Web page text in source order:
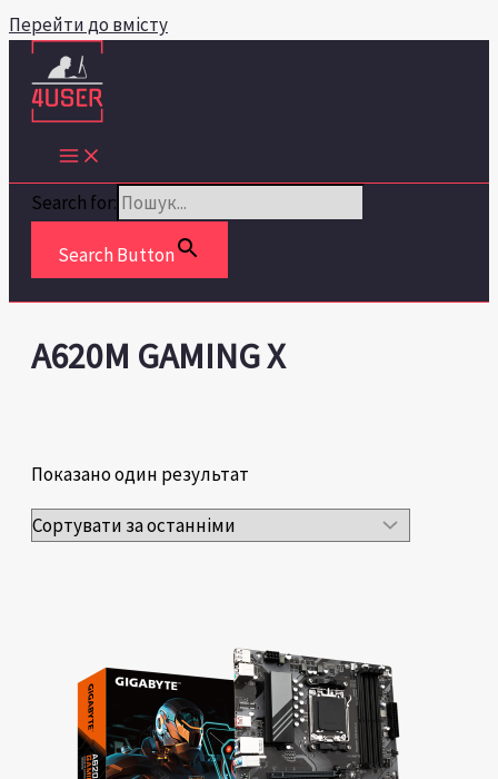
Перейти до вмісту
Search for:
Search Button
A620M GAMING X
Показано один результат